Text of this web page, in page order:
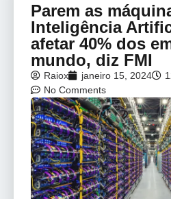
Parem as
Inteligência
afetar 40% dos
mundo, diz FMI
Raiox janeiro 15, 2024
No Comments